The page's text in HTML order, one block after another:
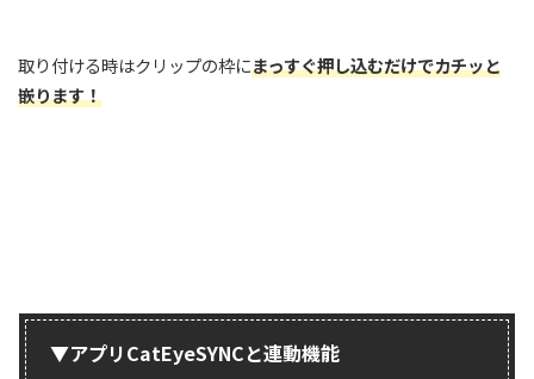
取り付ける時はクリップの枠にまっすぐ押し込むだけでカチッと
嵌ります！
▼アプリCatEyeSYNCと連動機能